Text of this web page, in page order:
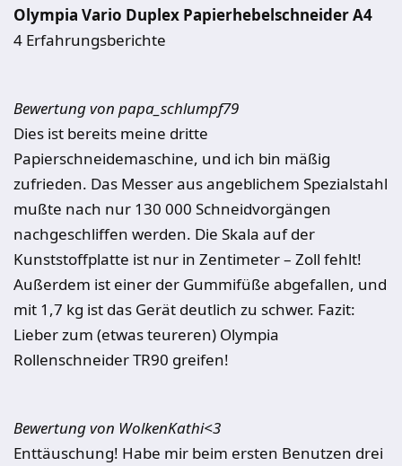
Olympia Vario Duplex Papierhebelschneider A4
4 Erfahrungsberichte
Bewertung von papa_schlumpf79
Dies ist bereits meine dritte
Papierschneidemaschine, und ich bin mäßig
zufrieden. Das Messer aus angeblichem Spezialstahl
mußte nach nur 130 000 Schneidvorgängen
nachgeschliffen werden. Die Skala auf der
Kunststoffplatte ist nur in Zentimeter – Zoll fehlt!
Außerdem ist einer der Gummifüße abgefallen, und
mit 1,7 kg ist das Gerät deutlich zu schwer. Fazit:
Lieber zum (etwas teureren) Olympia
Rollenschneider TR90 greifen!
Bewertung von WolkenKathi<3
Enttäuschung! Habe mir beim ersten Benutzen drei